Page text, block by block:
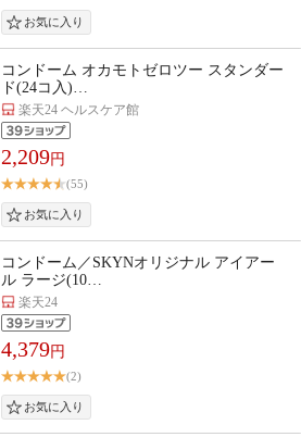
コンドーム オカモトゼロツー スタンダー
ド(24コ入)…
楽天24 ヘルスケア館
2,209円
(55)
コンドーム／SKYNオリジナル アイアー
ル ラージ(10…
楽天24
4,379円
(2)